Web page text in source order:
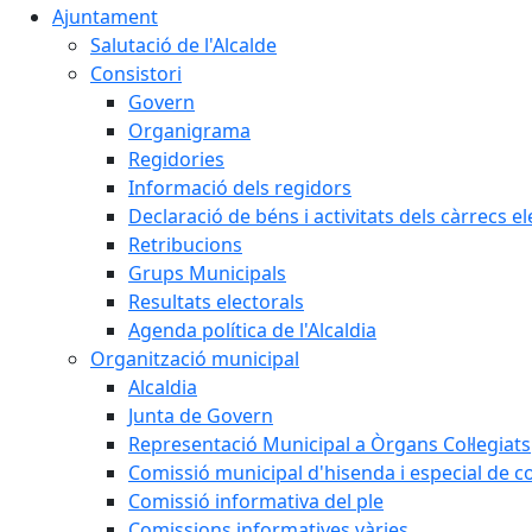
Ajuntament
Salutació de l'Alcalde
Consistori
Govern
Organigrama
Regidories
Informació dels regidors
Declaració de béns i activitats dels càrrecs
Retribucions
Grups Municipals
Resultats electorals
Agenda política de l'Alcaldia
Organització municipal
Alcaldia
Junta de Govern
Representació Municipal a Òrgans Col·legiats
Comissió municipal d'hisenda i especial de
Comissió informativa del ple